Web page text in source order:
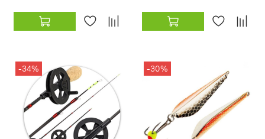
-34% -30%